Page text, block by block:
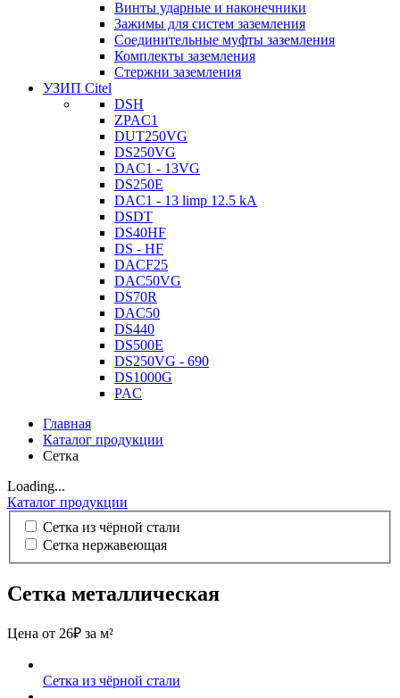
Винты ударные и наконечники
Зажимы для систем заземления
Соединительные муфты заземления
Комплекты заземления
Стержни заземления
УЗИП Citel
DSH
ZPAC1
DUT250VG
DS250VG
DAC1 - 13VG
DS250E
DAC1 - 13 limp 12.5 kA
DSDT
DS40HF
DS - HF
DACF25
DAC50VG
DS70R
DAC50
DS440
DS500E
DS250VG - 690
DS1000G
PAC
Главная
Каталог продукции
Сетка
Loading...
Каталог продукции
Сетка из чёрной стали
Сетка нержавеющая
Сетка металлическая
Цена от 26₽ за м²
Сетка из чёрной стали